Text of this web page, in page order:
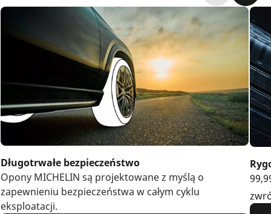
Długotrwałe bezpieczeństwo
Opony MICHELIN są projektowane z myślą o
zapewnieniu bezpieczeństwa w całym cyklu
eksploatacji.